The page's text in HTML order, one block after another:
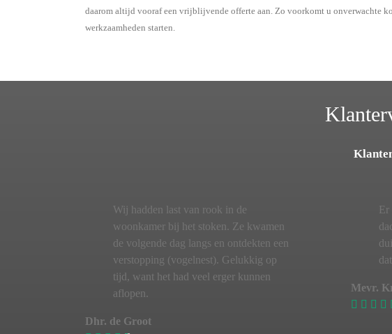
daarom altijd vooraf een vrijblijvende offerte aan. Zo voorkomt u onverwachte
werkzaamheden starten.
Wij hadden last van rook in de
woonkamer bij het stoken. Ze kwamen
de volgende dag langs en ontdekten een
verstopping (vogelnest). Gelukkig op
tijd, want het had veel erger kunnen
aflopen.
Dhr. de Groot
Er
Mevr.